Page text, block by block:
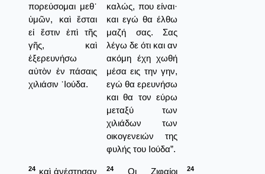
πορεύσομαι μεθ᾿
ὑμῶν, καὶ ἔσται
εἰ ἔστιν ἐπὶ τῆς
γῆς, καὶ
ἐξερευνήσω
αὐτὸν ἐν πάσαις
χιλιάσιν ᾿Ιούδα.
καλώς, που είναι·
και εγώ θα έλθω
μαζή σας. Σας
λέγω δε ότι και αν
ακόμη έχη χωθή
μέσα εις την γην,
εγώ θα ερευνήσω
και θα τον εύρω
μεταξύ των
χιλιάδων των
οικογενειών της
φυλής του Ιούδα”.
24 καὶ ἀνέστησαν
24
Οι Ζιφαίοι
24